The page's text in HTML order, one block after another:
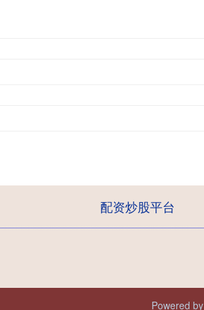
配资炒股平台
Powered by